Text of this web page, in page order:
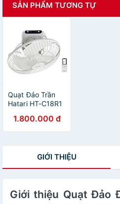
SẢN PHẨM TƯƠNG TỰ
Quạt Đảo Trần
Hatari HT-C18R1
Hãng
1.800.000 đ
GIỚI THIỆU
Giới thiệu Quạt Đảo